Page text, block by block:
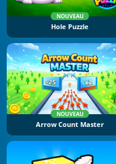
NOUVEAU
Hole Puzzle
NOUVEAU
Arrow Count Master